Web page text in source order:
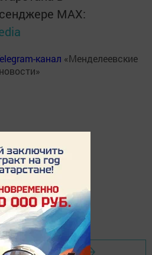
MАХ:
канал «Менделеевские
новости»
новости